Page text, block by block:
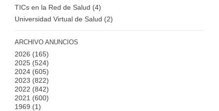
TICs en la Red de Salud (4)
Universidad Virtual de Salud (2)
ARCHIVO ANUNCIOS
2026 (165)
2025 (524)
2024 (605)
2023 (822)
2022 (842)
2021 (600)
1969 (1)